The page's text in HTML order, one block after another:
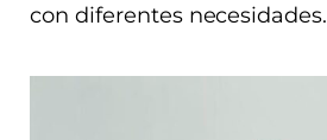
con diferentes necesidades.